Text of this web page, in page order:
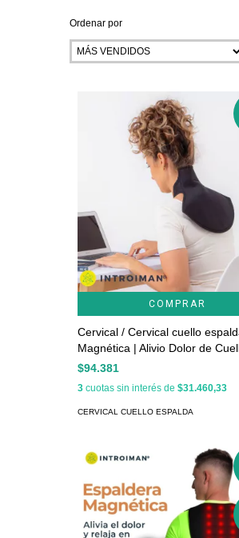
Ordenar por
COMPRAR
Cervical / Cervical cuello
Magnética | Alivio Dolor de
$94.381
3 cuotas sin interés de $31.460,33
CERVICAL CUELLO ESPALDA